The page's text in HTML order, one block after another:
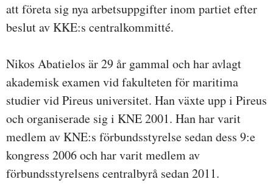
att företa sig nya arbetsuppgifter inom partiet efter
beslut av KKE:s centralkommitté.
Nikos Abatielos är 29 år gammal och har avlagt
akademisk examen vid fakulteten för maritima
studier vid Pireus universitet. Han växte upp i Pireus
och organiserade sig i KNE 2001. Han har varit
medlem av KNE:s förbundsstyrelse sedan dess 9:e
kongress 2006 och har varit medlem av
förbundsstyrelsens centralbyrå sedan 2011.